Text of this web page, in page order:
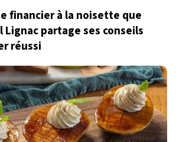
financier à la noisette que
Lignac partage ses conseils
réussi